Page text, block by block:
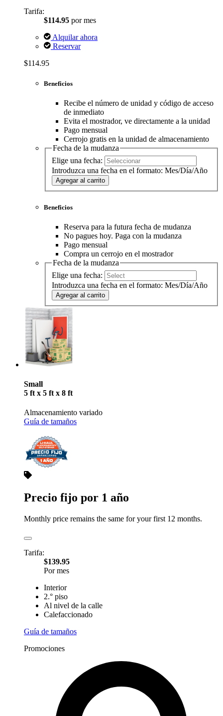
Tarifa:
$114.95 por mes
Alquilar ahora
Reservar
$114.95
Beneficios
Recibe el número de unidad y código de acceso
de inmediato
Evita el mostrador, ve directamente a la unidad
Pago mensual
Cerrojo gratis en la unidad de almacenamiento
Fecha de la mudanza
Elige una fecha:
Introduzca una fecha en el formato: Mes/Día/Año
Agregar al carrito
Beneficios
Reserva para la futura fecha de mudanza
No pagues hoy. Paga con la mudanza
Pago mensual
Compra un cerrojo en el mostrador
Fecha de la mudanza
Elige una fecha:
Introduzca una fecha en el formato: Mes/Día/Año
Agregar al carrito
Small
5 ft x 5 ft x 8 ft
Almacenamiento variado
Guía de tamaños
Precio fijo por 1 año
Monthly price remains the same for your first 12 months.
Tarifa:
$139.95
Por mes
Interior
2.° piso
Al nivel de la calle
Calefaccionado
Guía de tamaños
Promociones